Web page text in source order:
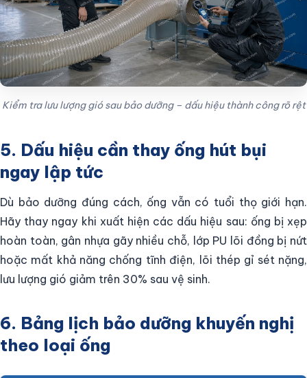
Kiểm tra lưu lượng gió sau bảo dưỡng – dấu hiệu thành công rõ rệt
5. Dấu hiệu cần thay ống hút bụi
ngay lập tức
Dù bảo dưỡng đúng cách, ống vẫn có tuổi thọ giới hạn.
Hãy thay ngay khi xuất hiện các dấu hiệu sau: ống bị xẹp
hoàn toàn, gân nhựa gãy nhiều chỗ, lớp PU lõi đồng bị nứt
hoặc mất khả năng chống tĩnh điện, lõi thép gỉ sét nặng,
lưu lượng gió giảm trên 30% sau vệ sinh.
6. Bảng lịch bảo dưỡng khuyến nghị
theo loại ống